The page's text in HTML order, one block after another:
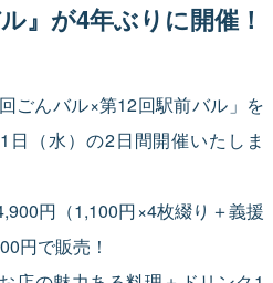
』が4年ぶりに開催！
ごんバル×第12回駅前バル」を
（水）の2日間開催いたしま
円（1,100円×4枚綴り＋義援
円で販売！